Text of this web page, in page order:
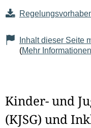
Inhalt dieser Seite
(Mehr Informationen
Kinder- und
(KJSG) und